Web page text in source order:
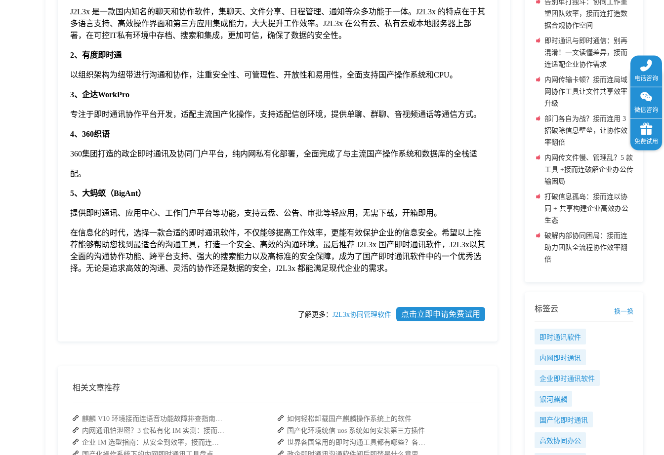
J2L3x 是一款国内知名的聊天和协作软件，集聊天、文件分享、日程管理、通知等众多功能于一体。J2L3x 的特点在于其
多语言支持、高效操作界面和第三方应用集成能力，大大提升工作效率。J2L3x 在公有云、私有云或本地服务器上部
署，在可控IT私有环境中存档、搜索和集成，更加可信，确保了数据的安全性。
2、有度即时通
以组织架构为纽带进行沟通和协作，注重安全性、可管理性、开放性和易用性，全面支持国产操作系统和CPU。
3、企达WorkPro
专注于即时通讯协作平台开发，适配主流国产化操作，支持适配信创环境，提供单聊、群聊、音视频通话等通信方式。
4、360织语
360集团打造的政企即时通讯及协同门户平台，纯内网私有化部署，全面完成了与主流国产操作系统和数据库的全栈适
配。
5、大蚂蚁（BigAnt）
提供即时通讯、应用中心、工作门户平台等功能，支持云盘、公告、审批等轻应用，无需下载，开箱即用。
在信息化的时代，选择一款合适的即时通讯软件，不仅能够提高工作效率，更能有效保护企业的信息安全。希望以上推
荐能够帮助您找到最适合的沟通工具，打造一个安全、高效的沟通环境。最后推荐 J2L3x 国产即时通讯软件，J2L3x以其
全面的沟通协作功能、跨平台支持、强大的搜索能力以及高标准的安全保障，成为了国产即时通讯软件中的一个优秀选
择。无论是追求高效的沟通、灵活的协作还是数据的安全，J2L3x 都能满足现代企业的需求。
了解更多： J2L3x协同管理软件 点击立即申请免费试用
相关文章推荐
如何轻松卸载国产麒麟操作系统上的软件
国产化环境统信 uos 系统如何安装第三方插件
告别单打独斗：协同工作重
塑团队效率，接而连打造数
据合规协作空间
即时通讯与即时通信：别再
混淆！一文读懂差异，接而
连适配企业协作需求
内网传输卡顿？接而连局域
网协作工具让文件共享效率
升级
部门各自为战？接而连用 3
招破除信息壁垒，让协作效
率翻倍
内网传文件慢、管理乱？5 款
工具 +接而连破解企业办公传
输困局
打破信息孤岛：接而连以协
同 + 共享构建企业高效办公
生态
破解内部协同困局：接而连
助力团队全流程协作效率翻
倍
标签云 换一换
即时通讯软件
内网即时通讯
企业即时通讯软件
银河麒麟
国产化即时通讯
高效协同办公